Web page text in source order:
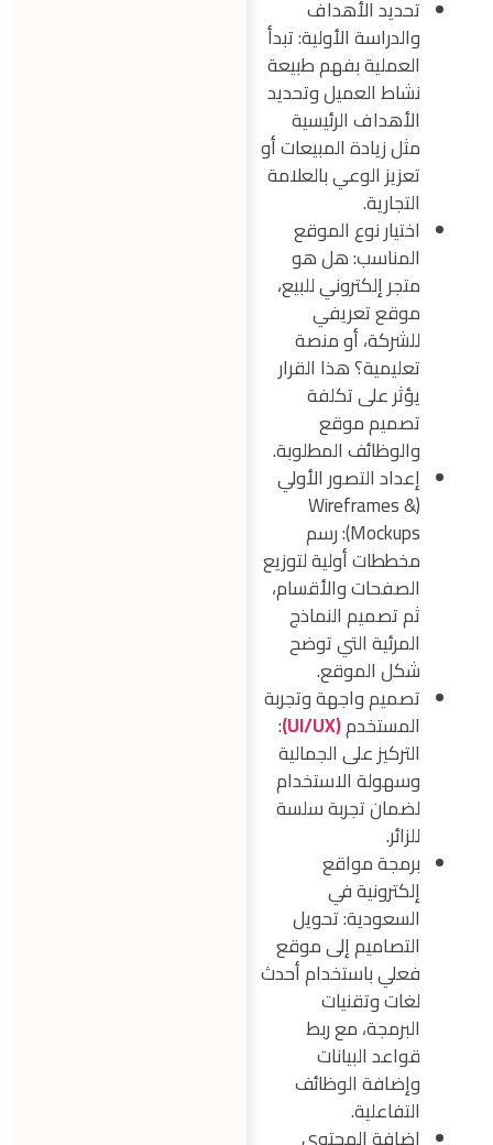
تحديد الأهداف
والدراسة الأولية: تبدأ
العملية بفهم طبيعة
نشاط العميل وتحديد
الأهداف الرئيسية
مثل زيادة المبيعات أو
تعزيز الوعي بالعلامة
التجارية.
اختيار نوع الموقع
المناسب: هل هو
متجر إلكتروني للبيع،
موقع تعريفي
للشركة، أو منصة
تعليمية؟ هذا القرار
يؤثر على تكلفة
تصميم موقع
والوظائف المطلوبة.
إعداد التصور الأولي
(Wireframes &
Mockups): رسم
مخططات أولية لتوزيع
الصفحات والأقسام،
ثم تصميم النماذج
المرئية التي توضح
شكل الموقع.
تصميم واجهة وتجربة
المستخدم(UI/UX)
:
التركيز على الجمالية
وسهولة الاستخدام
لضمان تجربة سلسة
للزائر.
برمجة مواقع
إلكترونية في
السعودية: تحويل
التصاميم إلى موقع
فعلي باستخدام أحدث
لغات وتقنيات
البرمجة، مع ربط
قواعد البيانات
وإضافة الوظائف
التفاعلية.